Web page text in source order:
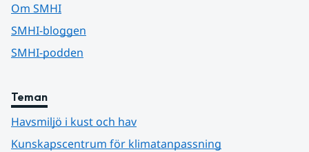
Om SMHI
SMHI-bloggen
SMHI-podden
Teman
Havsmiljö i kust och hav
Kunskapscentrum för klimatanpassning